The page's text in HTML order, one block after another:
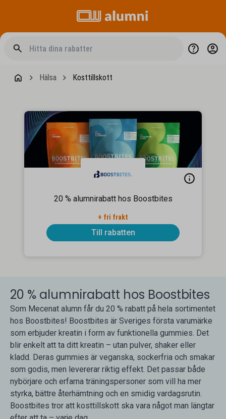
Hälsa Kosttillskott
20 % alumnirabatt hos Boostbites
+ fri frakt
Till rabatten
20 % alumnirabatt hos Boostbites
Som Mecenat alumn får du 20 % rabatt på hela sortimentet
hos Boostbites! Boostbites är Sveriges första varumärke
som erbjuder kreatin i form av funktionella gummies. Det
blir enkelt att ta ditt kreatin – utan pulver, shaker eller
kladd. Deras gummies är veganska, sockerfria och smakar
som godis, men levererar riktig effekt. Det passar både
nybörjare och erfarna träningspersoner som vill ha mer
styrka, bättre återhämtning och en smidig vardagsrutin.
Boostbites tror att kosttillskott ska vara något man längtar